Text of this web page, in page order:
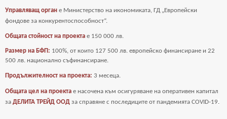
Управляващ орган е Министерство на икономиката, ГД „Европейски
фондове за конкурентоспособност“.
Общата стойност на проекта е 150 000 лв.
Размер на БФП: 100%, от които 127 500 лв. европейско финансиране и 22
500 лв. национално съфинансиране.
Продължителност на проекта: 3 месеца.
Общата цел на проекта е насочена към осигуряване на оперативен капитал
за ДЕЛИТА ТРЕЙД ООД за справяне с последиците от пандемията COVID-19.